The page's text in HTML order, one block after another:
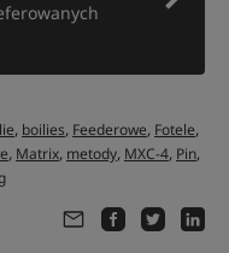
, boilies, Feederowe, Fotele,
, Matrix, metody, MXC-4, Pin,